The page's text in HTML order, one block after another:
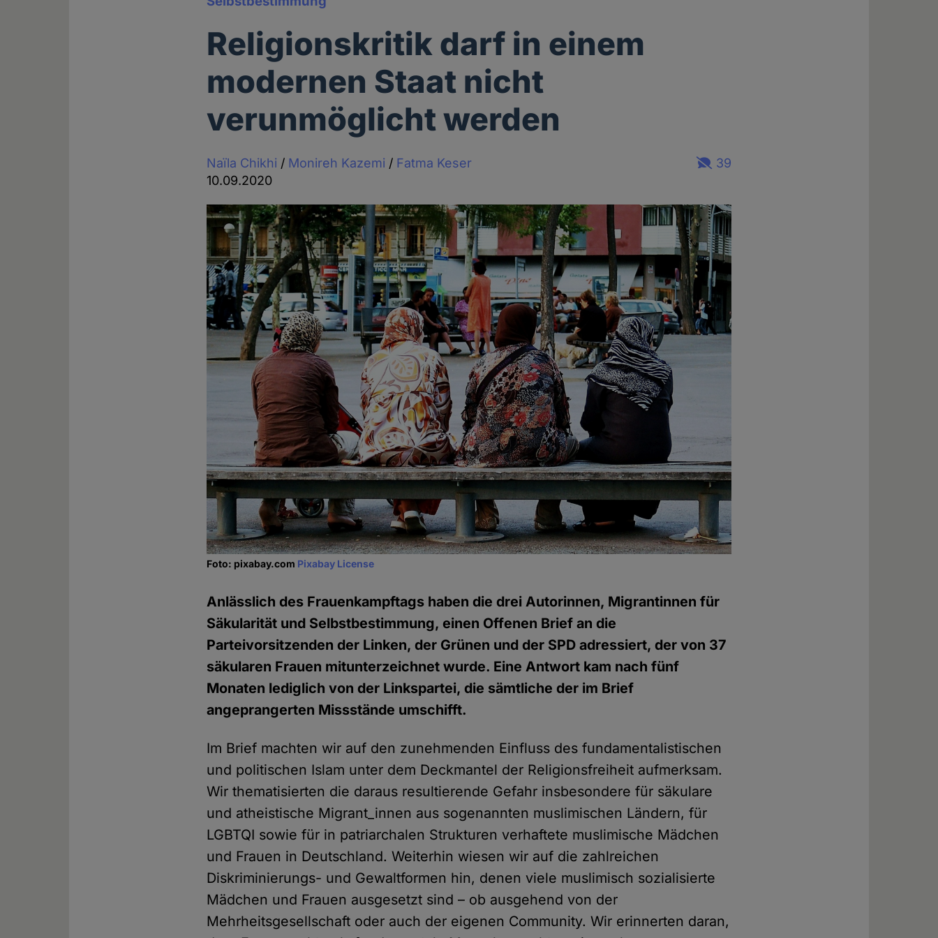
Religionskritik darf in einem
modernen Staat nicht
verunmöglicht werden
Naïla Chikhi / Monireh Kazemi / Fatma Keser
10.09.2020
39
Foto: pixabay.com Pixabay License
Anlässlich des Frauenkampftags haben die drei Autorinnen, Migrantinnen für
Säkularität und Selbstbestimmung, einen Offenen Brief an die
Parteivorsitzenden der Linken, der Grünen und der SPD adressiert, der von 37
säkularen Frauen mitunterzeichnet wurde. Eine Antwort kam nach fünf
Monaten lediglich von der Linkspartei, die sämtliche der im Brief
angeprangerten Missstände umschifft.
Im Brief machten wir auf den zunehmenden Einfluss des fundamentalistischen
und politischen Islam unter dem Deckmantel der Religionsfreiheit aufmerksam.
Wir thematisierten die daraus resultierende Gefahr insbesondere für säkulare
und atheistische Migrant_innen aus sogenannten muslimischen Ländern, für
LGBTQI sowie für in patriarchalen Strukturen verhaftete muslimische Mädchen
und Frauen in Deutschland. Weiterhin wiesen wir auf die zahlreichen
Diskriminierungs- und Gewaltformen hin, denen viele muslimisch sozialisierte
Mädchen und Frauen ausgesetzt sind – ob ausgehend von der
Mehrheitsgesellschaft oder auch der eigenen Community. Wir erinnerten daran,